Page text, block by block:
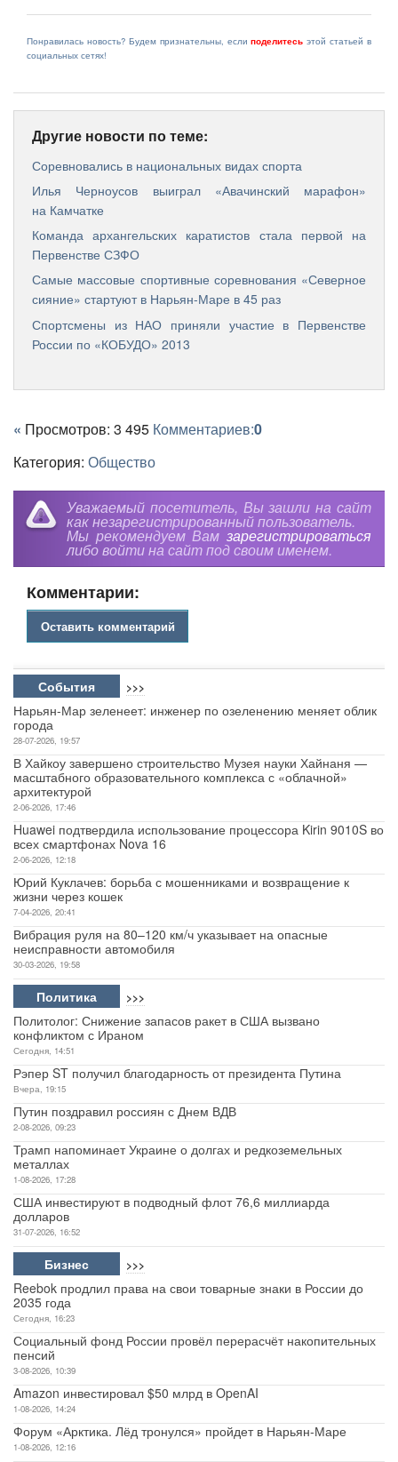
Понравилась новость? Будем признательны, еслиподелитесь этой статьей в
социальных сетях!
Другие новости по теме:
Соревновались в национальных видах спорта
Илья Черноусов выиграл «Авачинский марафон»
на Камчатке
Команда архангельских каратистов стала первой на
Первенстве СЗФО
Самые массовые спортивные соревнования «Северное
сияние» стартуют в Нарьян-Маре в 45 раз
Спортсмены из НАО приняли участие в Первенстве
России по «КОБУДО» 2013
« Просмотров: 3 495 Комментариев:0
Категория: Общество
Уважаемый посетитель, Вы зашли на сайт
как незарегистрированный пользователь.
Мы рекомендуем Вам зарегистрироваться
либо войти на сайт под своим именем.
Комментарии:
Оставить комментарий
События >>>
Нарьян-Мар зеленеет: инженер по озеленению меняет облик
города
28-07-2026, 19:57
В Хайкоу завершено строительство Музея науки Хайнаня —
масштабного образовательного комплекса с «облачной»
архитектурой
2-06-2026, 17:46
Huawei подтвердила использование процессора Kirin 9010S во
всех смартфонах Nova 16
2-06-2026, 12:18
Юрий Куклачев: борьба с мошенниками и возвращение к
жизни через кошек
7-04-2026, 20:41
Вибрация руля на 80–120 км/ч указывает на опасные
неисправности автомобиля
30-03-2026, 19:58
Политика >>>
Политолог: Снижение запасов ракет в США вызвано
конфликтом с Ираном
Сегодня, 14:51
Рэпер ST получил благодарность от президента Путина
Вчера, 19:15
Путин поздравил россиян с Днем ВДВ
2-08-2026, 09:23
Трамп напоминает Украине о долгах и редкоземельных
металлах
1-08-2026, 17:28
США инвестируют в подводный флот 76,6 миллиарда
долларов
31-07-2026, 16:52
Бизнес >>>
Reebok продлил права на свои товарные знаки в России до
2035 года
Сегодня, 16:23
Социальный фонд России провёл перерасчёт накопительных
пенсий
3-08-2026, 10:39
Amazon инвестировал $50 млрд в OpenAI
1-08-2026, 14:24
Форум «Арктика. Лёд тронулся» пройдет в Нарьян-Маре
1-08-2026, 12:16